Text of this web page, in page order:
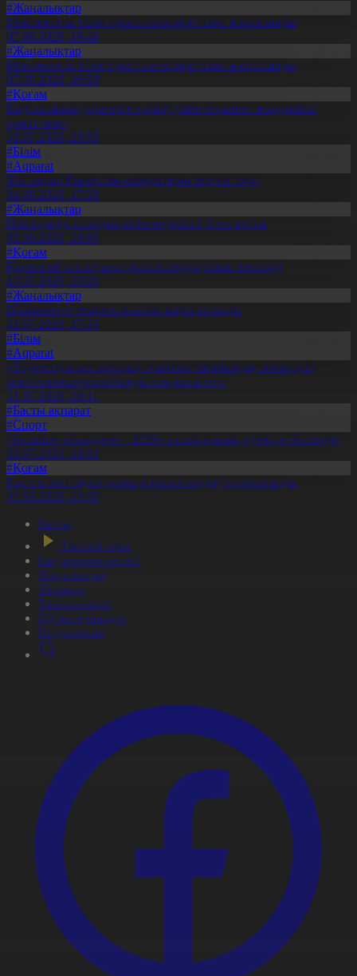
#Жаңалықтар
Мемлекеттік білім грант иегерлері тізімі жарияланды
07.08.2026, 19:46
#Жаңалықтар
Мемлекеттік білім грант иегерлері тізімі жарияланды
07.08.2026, 16:50
#Қоғам
Енді салалық дәрігерге қаралу үшін терапевт жолдамасы
қажет емес
30.07.2026, 20:05
#Білім
#Aqparat
Жапондар Қазақстан өсімдіктерін зерттеп жүр
04.08.2026, 17:30
#Жаңалықтар
Павлодарда отандық өнім өндірісі 1,5 есе артты
05.08.2026, 20:06
#Қоғам
Құрылтай сайлауына үміткерлердің тізімі бекітілді
13.07.2026, 20:03
#Жаңалықтар
Шымкентте теміржолшылар марапатталды
31.07.2026, 17:15
#Білім
#Aqparat
«Тәуелсіздік ұрпақтары» грантын тағайындау жөніндегі
комиссияның қорытынды отырысы өтті
31.07.2026, 20:11
#Басты ақпарат
#Спорт
«Болашақ ойындары – 2026» халықаралық турнирі басталды
30.07.2026, 10:01
#Қоғам
Құс еті мен тауық жұмыртқасын өндіру қарқын алды
07.08.2026, 10:05
Басты
Тікелей эфир
Бағдарлама кестесі
Жаңалықтар
Жобалар
Телехикаялар
Мультсериалдар
Видеоархив